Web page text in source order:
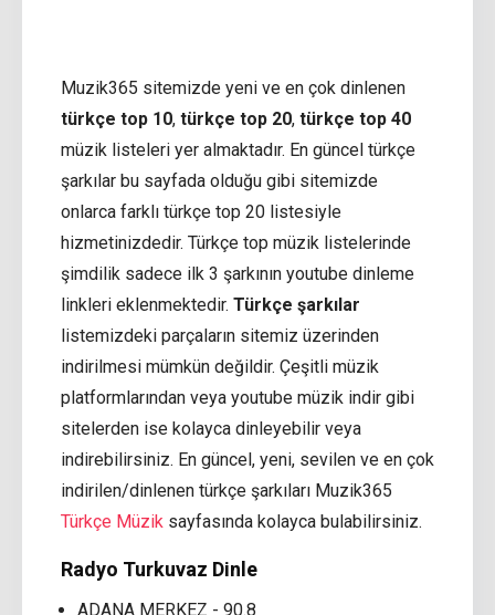
Muzik365 sitemizde yeni ve en çok dinlenen
türkçe top 10, türkçe top 20, türkçe top 40
müzik listeleri yer almaktadır. En güncel türkçe
şarkılar bu sayfada olduğu gibi sitemizde
onlarca farklı türkçe top 20 listesiyle
hizmetinizdedir. Türkçe top müzik listelerinde
şimdilik sadece ilk 3 şarkının youtube dinleme
linkleri eklenmektedir. Türkçe şarkılar
listemizdeki parçaların sitemiz üzerinden
indirilmesi mümkün değildir. Çeşitli müzik
platformlarından veya youtube müzik indir gibi
sitelerden ise kolayca dinleyebilir veya
indirebilirsiniz. En güncel, yeni, sevilen ve en çok
indirilen/dinlenen türkçe şarkıları Muzik365
Türkçe Müzik sayfasında kolayca bulabilirsiniz.
Radyo Turkuvaz Dinle
ADANA MERKEZ - 90.8